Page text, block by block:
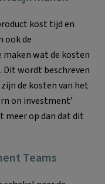
kost tijd en
ook de
wat de kosten
wordt beschreven
de kosten van het
on investment’
meer op dan dat dit
Teams